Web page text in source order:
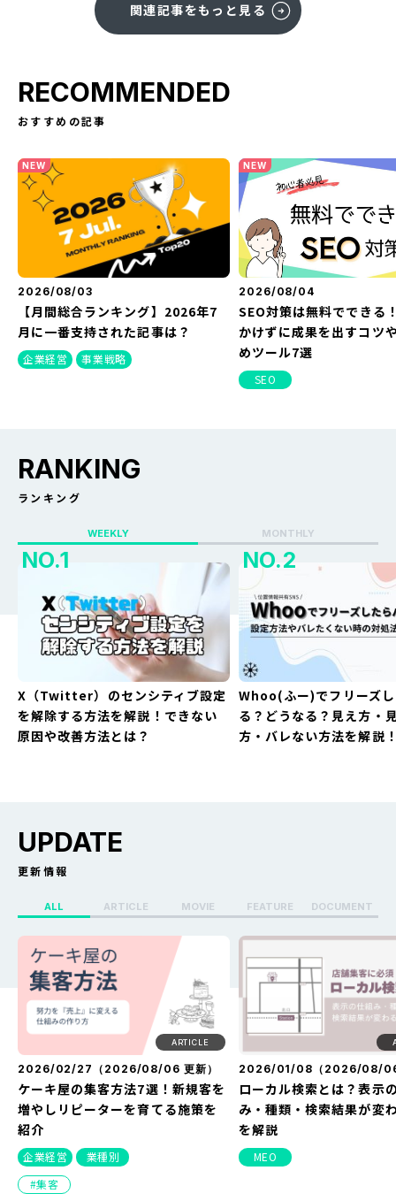
関連記事をもっと見る
RECOMMENDED
おすすめの記事
NEW
2026/08/03
【月間総合ランキング】2026年7
月に一番支持された記事は？
企業経営 事業戦略
NEW
2026/08/04
SEO対策は無料でできる
かけずに成果を出すコツ
めツール7選
SEO
RANKING
ランキング
WEEKLY MONTHLY
X（Twitter）のセンシティブ設定
を解除する方法を解説！できない
原因や改善方法とは？
Whoo(ふー)でフリーズ
る？どうなる？見え方・
方・バレない方法を解説
を解除する方法を解説！できない
原因や改善方法とは？
方・バレない方法を解説
UPDATE
更新情報
ALL ARTICLE MOVIE FEATURE DOCUMENT
ARTICLE
2026/02/27（ 2026/08/06 更新）
ケーキ屋の集客方法7選！新規客を
増やしリピーターを育てる施策を
紹介
企業経営
業種別
集客
2026/01/08（ 2026/08/
ローカル検索とは？表示
み・種類・検索結果が変
を解説
MEO